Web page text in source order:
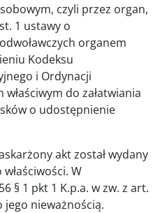
czyli przez organ,
1 ustawy o
organem
Kodeksu
i Ordynacji
do załatwiania
o udostępnienie
akt został wydany
W
§ 1 pkt 1 K.p.a. w zw. z art.
jego nieważnością.